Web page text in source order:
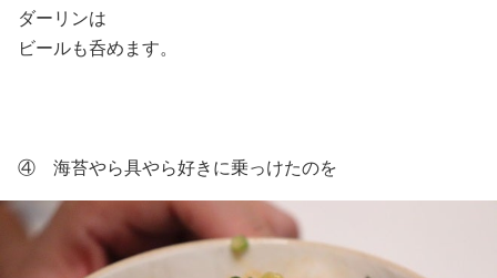
ダーリンは
ビールも呑めます。
④ 海苔やら具やら好きに乗っけたのを